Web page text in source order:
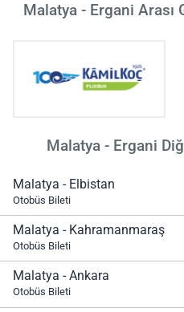
Malatya - Ergani Arası
Malatya - Ergani
Malatya - Elbistan
Otobüs Bileti
Malatya - Kahramanmaraş
Otobüs Bileti
Malatya - Ankara
Otobüs Bileti